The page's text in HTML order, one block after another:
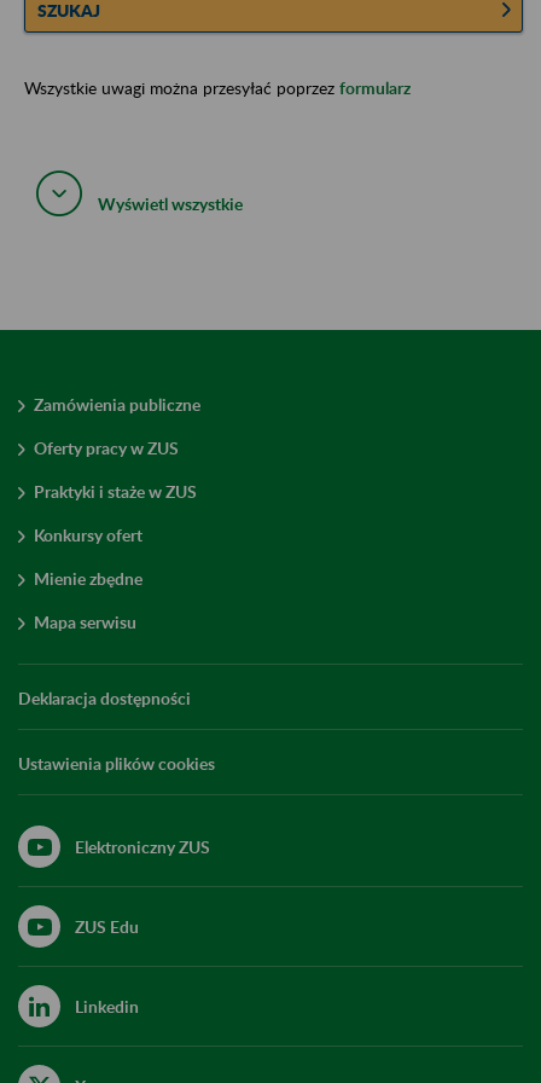
SZUKAJ
Wszystkie uwagi można przesyłać poprzez formularz
Wyświetl wszystkie
Zamówienia publiczne
Oferty pracy w ZUS
Praktyki i staże w ZUS
Konkursy ofert
Mienie zbędne
Mapa serwisu
Deklaracja dostępności
Ustawienia plików cookies
Elektroniczny ZUS
ZUS Edu
Linkedin